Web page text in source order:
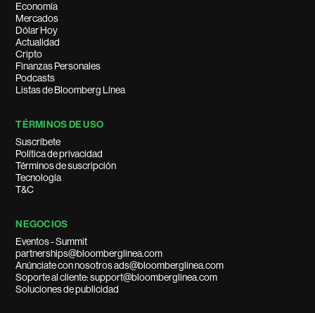
Economía
Mercados
Dólar Hoy
Actualidad
Cripto
Finanzas Personales
Podcasts
Listas de Bloomberg Línea
TÉRMINOS DE USO
Suscríbete
Política de privacidad
Términos de suscripción
Tecnología
T&C
NEGOCIOS
Eventos - Summit
partnerships@bloomberglinea.com
Anúnciate con nosotros ads@bloomberglinea.com
Soporte al cliente: support@bloomberglinea.com
Soluciones de publicidad